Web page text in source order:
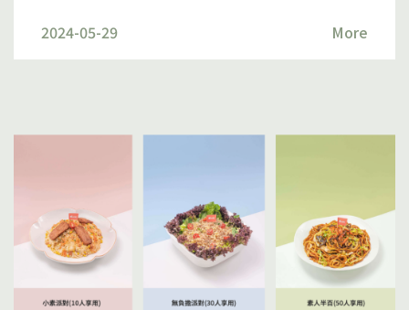
你是素食者或是初嘗素食的人士，一人素食餐都能滿足你
港素菜文化深受佛教和道教影響，對齋菜的形成和發展起
到重要的作用。其中，佛教主張慈悲和無殺生，所以佛教
織修身養性所以信徒們在日常生活中亦會選擇素食作為飲
信眾們皆會前往寺廟和道觀中參拜，並配合食用素食齋菜
以表尊重和虔誠。而且香港素菜深受鄰近地區的傳統飲食
習慣影響，例如廣州菜和潮州菜。例如強調使用豆腐蔬
菜，並注重保留原材料的風味和口感。細數香港傳統素菜
式齋滷味齋滷味一般有「酸齋」（酸甜齋）、「豉油（蠔
2024-05-29 More